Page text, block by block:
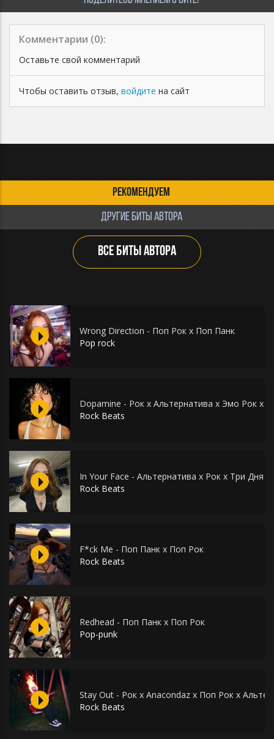
Комментарии (0):
Оставьте свой комментарий
Чтобы оставить отзыв, войдите на сайт
РЕКОМЕНДУЕМ
ДРУГИЕ БИТЫ АВТОРА
ВСЕ БИТЫ АВТОРА
Wrong Direction - Поп Рок х Поп Панк
Pop rock
Dopamine - Рок х Альтернатива х Эмо Рок х
Rock Beats
In Your Face - Альтернатива х Рок х Три Дня
Rock Beats
F*ck Me - Поп Панк х Поп Рок
Rock Beats
Redhead - Поп Панк х Поп Рок
Pop-punk
Stay Out - Рок х Anacondaz x Поп Рок х
Rock Beats